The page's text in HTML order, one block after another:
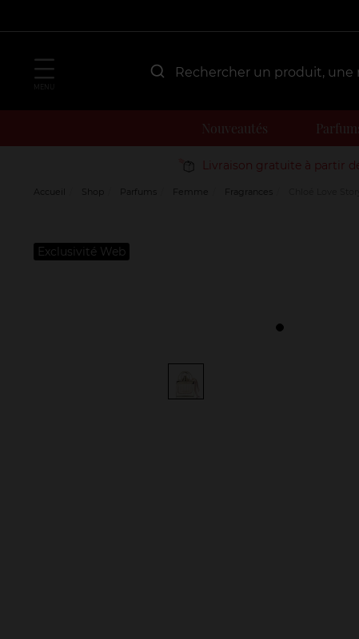
Nouveautés
Livraison gratuite à partir
Accueil Shop Parfums Femme Fragrances
Exclusivité Web